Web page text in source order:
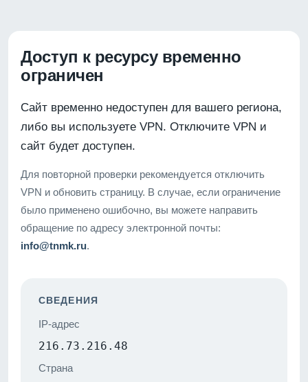
Доступ к ресурсу временно
ограничен
Сайт временно недоступен для вашего региона,
либо вы используете VPN. Отключите VPN и
сайт будет доступен.
Для повторной проверки рекомендуется отключить
VPN и обновить страницу. В случае, если ограничение
было применено ошибочно, вы можете направить
обращение по адресу электронной почты:
info@tnmk.ru.
СВЕДЕНИЯ
IP-адрес
216.73.216.48
Страна